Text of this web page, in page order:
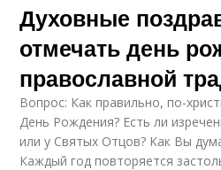
Духовные
отмечать день
православной
Вопрос: Как правильно, по-
День Рождения? Есть ли
или у Святых Отцов? Как Вы
Каждый год повторяется